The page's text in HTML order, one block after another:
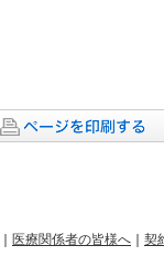
医療関係者の皆様へ 契